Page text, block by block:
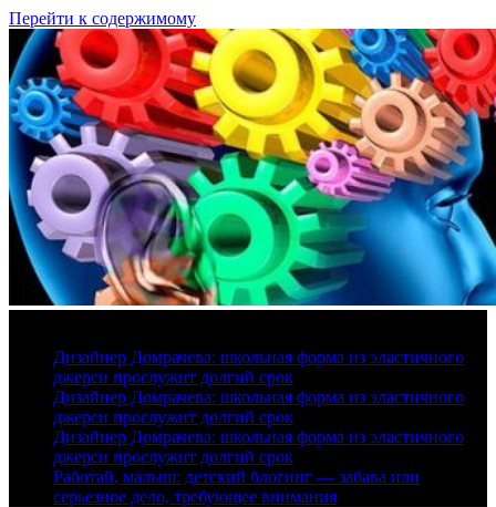
Перейти к содержимому
Дизайнер Домрачева: школьная форма из эластичного
джерси прослужит долгий срок
Дизайнер Домрачева: школьная форма из эластичного
джерси прослужит долгий срок
Дизайнер Домрачева: школьная форма из эластичного
джерси прослужит долгий срок
Работай, малыш: детский блогинг — забава или
серьезное дело, требующее внимания